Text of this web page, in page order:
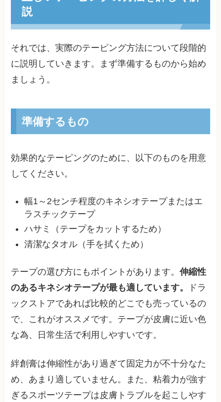
説
それでは、実際のテーピング方法について段階的
に説明していきます。まず準備するものから始め
ましょう。
準備するもの
効果的なテーピングのために、以下のものを用意
してください。
幅1～2センチ程度のキネシオテープまたはエ
ラスチックテープ
ハサミ（テープをカットするため）
清潔なタオル（手を拭くため）
テープの選び方にもポイントがあります。伸縮性
のあるキネシオテープが最も適しています。
ドラ
ックストアであれば比較的どこでも売っているの
で、これがオススメです。テープが皮膚に近い色
な為、日常生活で利用しやすいです。
絆創膏は伸縮性があり過ぎて固定力が不十分なた
め、あまり適していません。また、粘着力が強す
ぎるスポーツテープは皮膚トラブルを起こしやす